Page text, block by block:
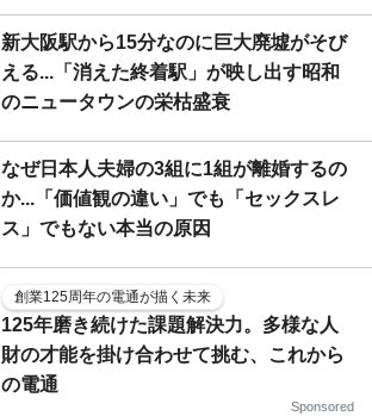
新大阪駅から15分なのに巨大廃墟がそび
える...「消えた終着駅」が映し出す昭和
のニュータウンの栄枯盛衰
なぜ日本人夫婦の3組に1組が離婚するの
か...「価値観の違い」でも「セックスレ
ス」でもない本当の原因
創業125周年の電通が描く未来
125年磨き続けた課題解決力。多様な人
財の才能を掛け合わせて挑む、これから
の電通
Sponsored